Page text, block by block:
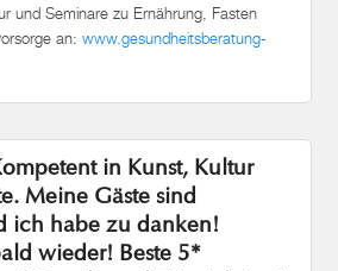
und Seminare zu Ernährung, Fasten
an:www.gesundheitsberatung-
in Kunst, Kultur
Meine Gäste sind
ich habe zu danken!
wieder! Beste 5*